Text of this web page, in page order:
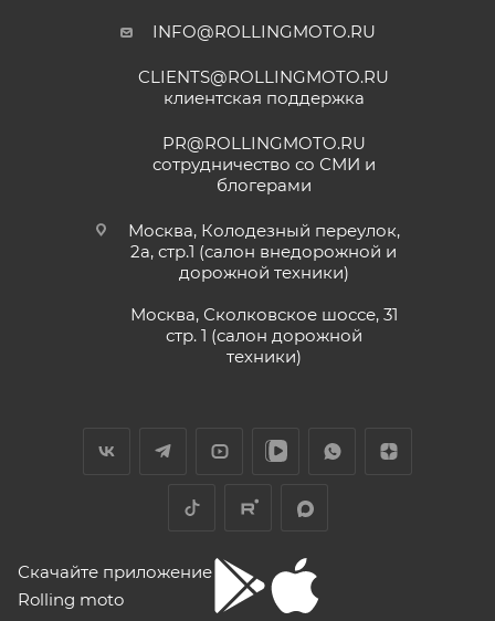
INFO@ROLLINGMOTO.RU
CLIENTS@ROLLINGMOTO.RU
клиентская поддержка
PR@ROLLINGMOTO.RU
сотрудничество со СМИ и
блогерами
Москва, Колодезный переулок,
2а, стр.1 (салон внедорожной и
дорожной техники)
Москва, Сколковское шоссе, 31
стр. 1 (салон дорожной
техники)
Скачайте приложение
Rolling moto